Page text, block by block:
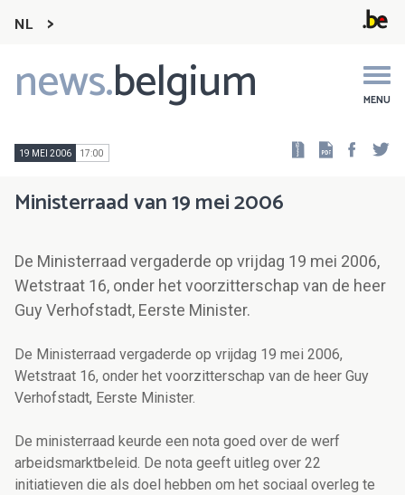
NL
news.belgium MENU
Main
navigation
19 MEI 2006 17:00
Ministerraad van 19 mei 2006
De Ministerraad vergaderde op vrijdag 19 mei 2006,
Wetstraat 16, onder het voorzitterschap van de heer
Guy Verhofstadt, Eerste Minister.
De Ministerraad vergaderde op vrijdag 19 mei 2006,
Wetstraat 16, onder het voorzitterschap van de heer Guy
Verhofstadt, Eerste Minister.
De ministerraad keurde een nota goed over de werf
arbeidsmarktbeleid. De nota geeft uitleg over 22
initiatieven die als doel hebben om het sociaal overleg te